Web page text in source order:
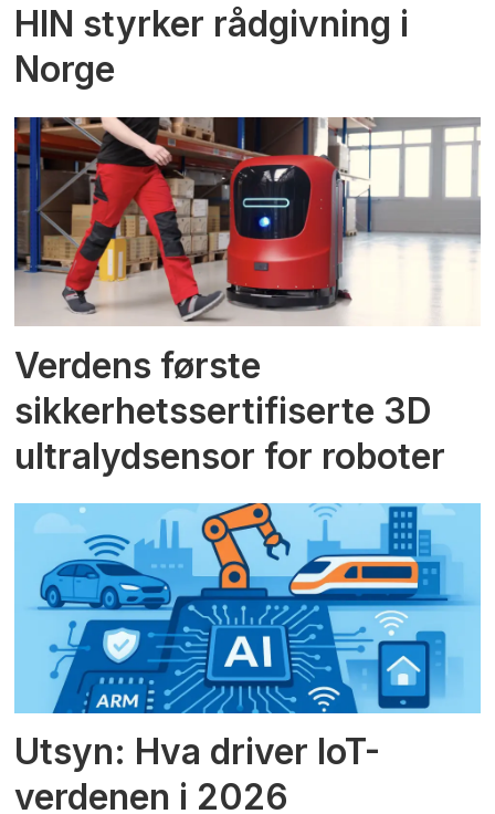
HIN styrker rådgivning i
Norge
Verdens første
sikkerhetssertifiserte 3D
ultralydsensor for roboter
Utsyn: Hva driver IoT-
verdenen i 2026